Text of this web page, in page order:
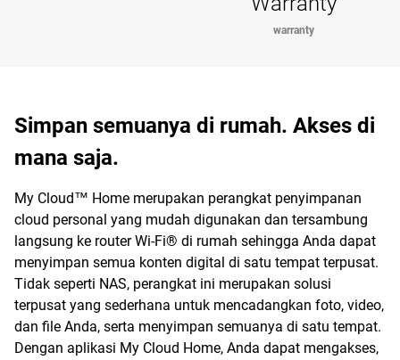
warranty
Simpan semuanya di rumah. Akses di
mana saja.
My Cloud™ Home merupakan perangkat penyimpanan
cloud personal yang mudah digunakan dan tersambung
langsung ke router Wi-Fi® di rumah sehingga Anda dapat
menyimpan semua konten digital di satu tempat terpusat.
Tidak seperti NAS, perangkat ini merupakan solusi
terpusat yang sederhana untuk mencadangkan foto, video,
dan file Anda, serta menyimpan semuanya di satu tempat.
Dengan aplikasi My Cloud Home, Anda dapat mengakses,